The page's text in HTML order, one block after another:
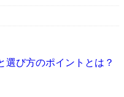
選び方のポイントとは？